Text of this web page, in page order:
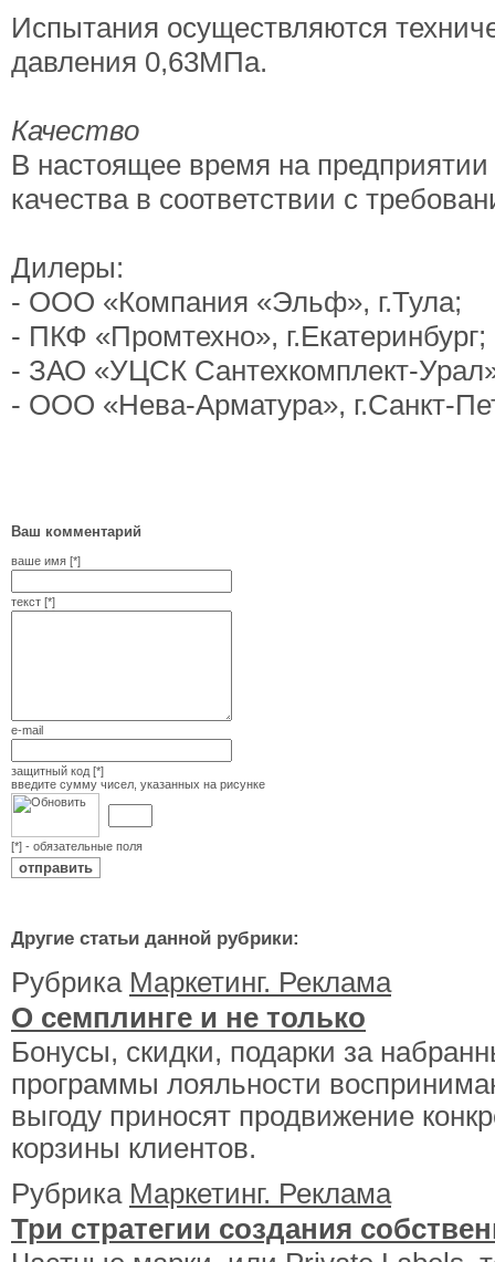
Испытания осуществляются
давления 0,63МПа.
Качество
В настоящее время на
качества в соответствии с
Дилеры:
- ООО «Компания «Эльф», г.Тула;
- ПКФ «Промтехно», г.Екатеринбург;
- ЗАО «УЦСК Сантехкомплект-
- ООО «Нева-Арматура», г.Санкт-
Ваш комментарий
ваше имя [*]
текст [*]
e-mail
защитный код [*]
введите сумму чисел, указанных на рисунке
[*] - обязательные поля
Другие статьи данной рубрики:
Рубрика Маркетинг. Реклама
О семплинге и не только
Бонусы, скидки, подарки за
программы лояльности
выгоду приносят продвижение
корзины клиентов.
Рубрика Маркетинг. Реклама
Три стратегии создания